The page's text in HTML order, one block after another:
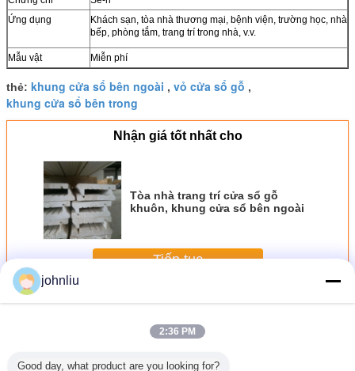
Ứng dụng
Khách sạn, tòa nhà thương mại, bệnh viện, trường học, nhà
bếp, phòng tắm, trang trí trong nhà, v.v.
Mẫu vật Miễn phí
thẻ: khung cửa sổ bên ngoài , vỏ cửa sổ gỗ ,
khung cửa sổ bên trong
Nhận giá tốt nhất cho
Tòa nhà trang trí cửa sổ gỗ
khuôn, khung cửa sổ bên ngoài
Tiếp tục
HơnCửa sổ gỗ
johnliu
2:36 PM
Good day, what product are you looking for?